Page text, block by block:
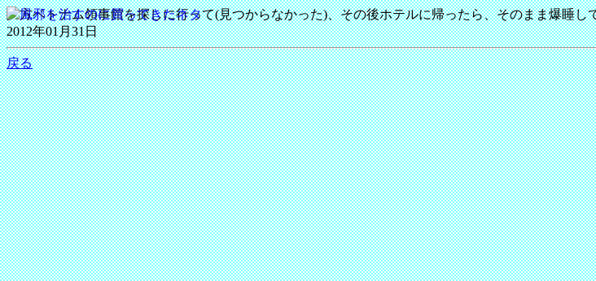
夕方ベトナム領事館を探しに行って(見つからなかった)、その後ホテルに帰ったら、そのまま爆睡
2012年01月31日
戻る